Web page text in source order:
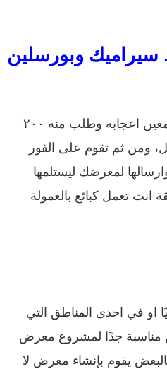
وبورسلين
جاء لك عميل في معرضك وطلب مشاهدة المنتجات المعروضة، ولاقى منتج معين اعجابه وطلب منه ٢٠٠
ومن ثم تقوم على الفور
لمعرضك ليستلمها
انت تعمل كبائع بالعمولة
او في احدى المناطق التي
مناسبة جدًا لمشروع معرض
يقوم بإنشاء معرض لا